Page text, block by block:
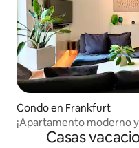
Condo en Frankfurt
¡Apartamento moderno
Casas